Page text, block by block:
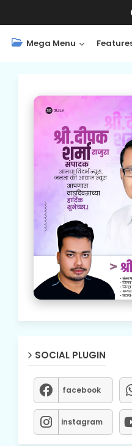
Mega Menu
SOCIAL PLUGIN
facebook
instagram